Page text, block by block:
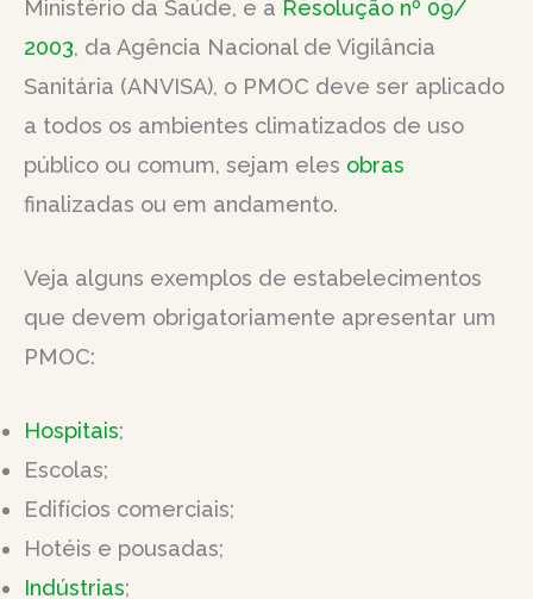
Ministério da Saúde, e a Resolução nº 09/
2003, da Agência Nacional de Vigilância
Sanitária (ANVISA), o PMOC deve ser aplicado
a todos os ambientes climatizados de uso
público ou comum, sejam eles obras
finalizadas ou em andamento.
Veja alguns exemplos de estabelecimentos
que devem obrigatoriamente apresentar um
PMOC:
Hospitais;
Escolas;
Edifícios comerciais;
Hotéis e pousadas;
Indústrias;